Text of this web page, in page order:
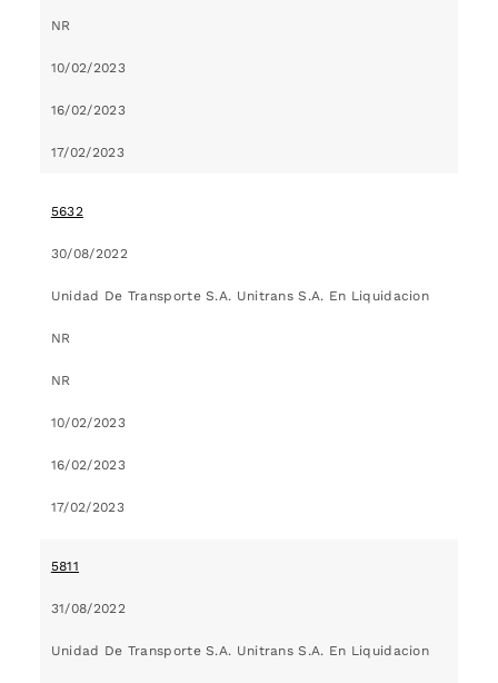
NR
10/02/2023
16/02/2023
17/02/2023
5632
30/08/2022
Unidad De Transporte S.A. Unitrans S.A. En Liquidacion
NR
NR
10/02/2023
16/02/2023
17/02/2023
5811
31/08/2022
Unidad De Transporte S.A. Unitrans S.A. En Liquidacion